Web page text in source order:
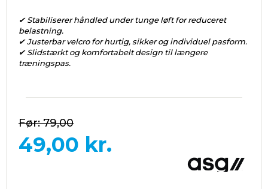
✔ Stabiliserer håndled under tunge løft for reduceret
belastning.
✔ Justerbar velcro for hurtig, sikker og individuel pasform.
✔ Slidstærkt og komfortabelt design til længere
træningspas.
79,00
49,00 kr.